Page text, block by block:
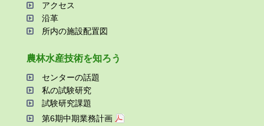
アクセス
沿⾰
所内の施設配置図
農林⽔産技術を知ろう
センターの話題
私の試験研究
試験研究課題
第6期中期業務計画